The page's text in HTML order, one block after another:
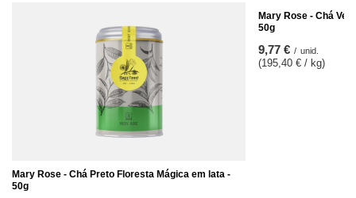
Mary Rose - Chá Preto Floresta Mágica em lata -
50g
Mary Rose - Chá
50g
9,77 € / unid.
(195,40 € / kg)